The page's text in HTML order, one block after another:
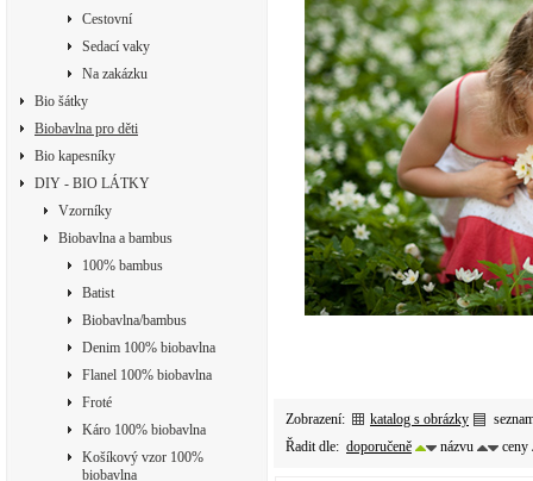
Cestovní
Sedací vaky
Na zakázku
Bio šátky
Biobavlna pro děti
Bio kapesníky
DIY - BIO LÁTKY
Vzorníky
Biobavlna a bambus
100% bambus
Batist
Biobavlna/bambus
Denim 100% biobavlna
Flanel 100% biobavlna
Froté
Káro 100% biobavlna
Košíkový vzor 100%
biobavlna
Zobrazení: katalog s obrázky
Řadit dle: doporučeně názvu ceny